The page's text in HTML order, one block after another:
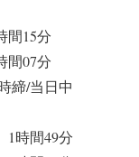
間15分
07分
締/当日中
時間49分